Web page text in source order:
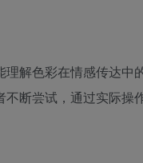
解色彩在情感传达中
不断尝试，通过实际操